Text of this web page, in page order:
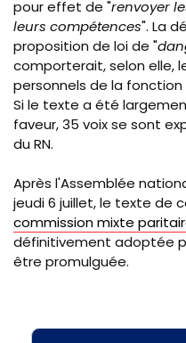
pour effet de "renvoyer
leurs compétences". La
proposition de loi de "
comporterait, selon elle,
personnels de la fonction
Si le texte a été
faveur, 35 voix se sont
du RN.
Après l'Assemblée
jeudi 6 juillet, le texte de
commission mixte
définitivement adoptée
être promulguée.